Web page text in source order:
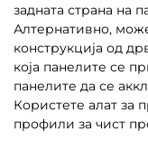
задната страна на
Алтернативно,
конструкција од
која панелите се
панелите да се
Користете алат за
профили за чист